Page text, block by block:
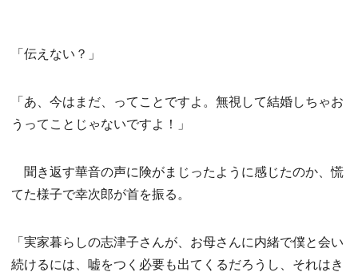
「伝えない？」
「あ、今はまだ、ってことですよ。無視して結婚しちゃお
うってことじゃないですよ！」
聞き返す華音の声に険がまじったように感じたのか、慌
てた様子で幸次郎が首を振る。
「実家暮らしの志津子さんが、お母さんに内緒で僕と会い
続けるには、嘘をつく必要も出てくるだろうし、それはき